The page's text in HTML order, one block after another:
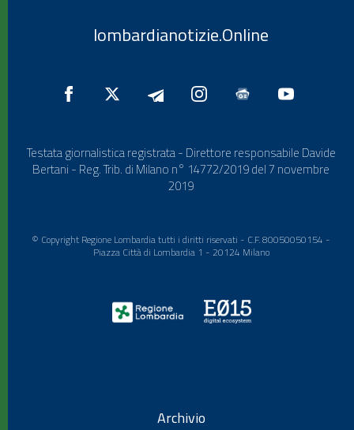
lombardianotizie.Online
Testata giornalistica registrata - Direttore responsabile Davide
Bertani - Reg. Trib. di Milano n° 14772/2019 del 7 novembre
2019
© Copyright Regione Lombardia tutti i diritti riservati - C.F. 80050050154 -
Piazza Città di Lombardia 1 - 20124 Milano
Archivio